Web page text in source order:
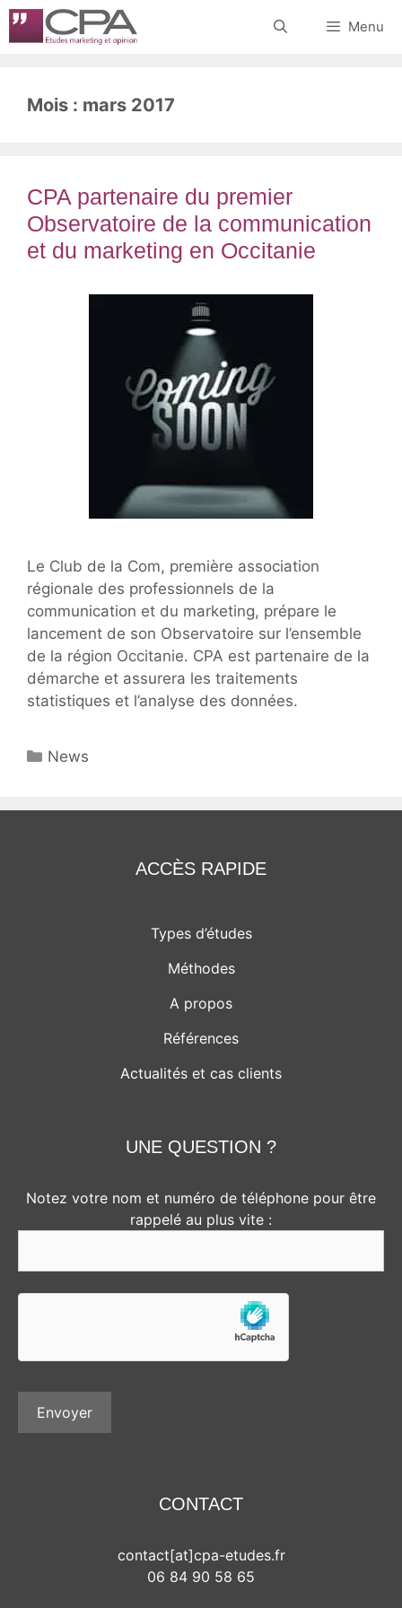
Aller
au
Menu
Mois : mars 2017
CPA partenaire du premier
Observatoire de la communication
et du marketing en Occitanie
Le Club de la Com, première association
régionale des professionnels de la
communication et du marketing, prépare le
lancement de son Observatoire sur l’ensemble
de la région Occitanie. CPA est partenaire de la
démarche et assurera les traitements
statistiques et l’analyse des données.
Catégories
News
ACCÈS RAPIDE
Types d’études
Méthodes
A propos
Références
Actualités et cas clients
UNE QUESTION ?
Notez votre nom et numéro de téléphone pour être
rappelé au plus vite :
CONTACT
contact[at]cpa-etudes.fr
06 84 90 58 65